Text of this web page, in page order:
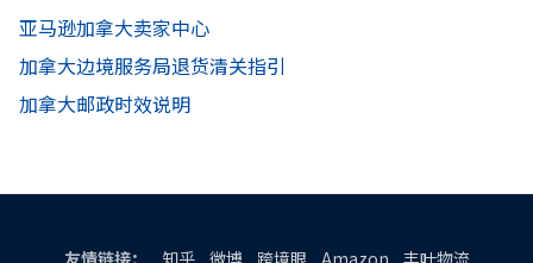
亚马逊加拿大卖家中心
加拿大边境服务局退货清关指引
加拿大邮政时效说明
友情链接： 知乎 微博 跨境眼 Amazon 丰叶物流